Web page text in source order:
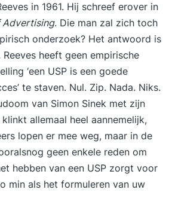
en budgetten. Je kunt
maken,
berekenen en
financieel onderbouwen.
beter onderbouwde
je je invloed in de
Dag 1 09:30 uur Start
betekenis voor jouw rol.
opbrengsten en de impact op
van balans, begrotingen
Uitwerken en bespreken
uit jouw werkomgeving.
in 1961. Hij schreef erover in
Advertising. Die man zal zich toch
onderzoek? Het antwoord is
Reeves heeft geen empirische
‘een USP is een goede
te staven. Nul. Zip. Nada. Niks.
van Simon Sinek met zijn
allemaal heel aannemelijk,
lopen er mee weg, maar in de
geen enkele reden om
hebben van een USP zorgt voor
min als het formuleren van uw